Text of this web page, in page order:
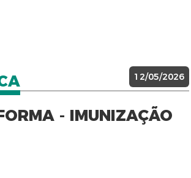
12/05/2026
- IMUNIZAÇÃO